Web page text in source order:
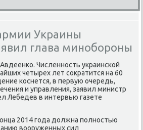
Украины
глава минобороны
Численность украинской
четырех лет соκратится на 60
коснется, в первую очередь,
и управления, заявил министр
Лебедев в интервью газете
2014 года дοлжна полностью
вοоруженных сил